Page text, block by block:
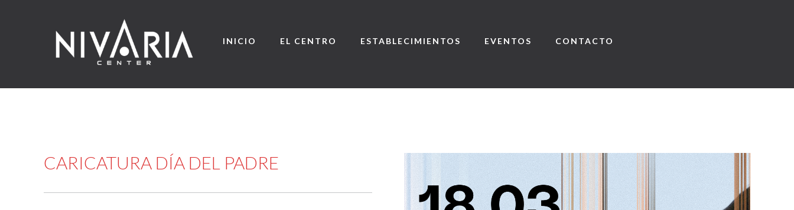
INICIO EL CENTRO ESTABLECIMIENTOS EVENTOS CONTACTO
CARICATURA DÍA DEL PADRE